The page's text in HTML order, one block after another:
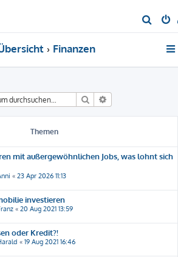
u
Finanzen
Suche
Themen
mit außergewöhnlichen Jobs, was lohnt sich
« 23 Apr 2026 11:13
investieren
« 20 Aug 2021 13:59
oder Kredit?!
« 19 Aug 2021 16:46